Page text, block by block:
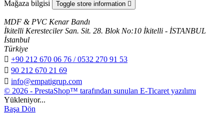
Mağaza bilgisi Toggle store information 
MDF & PVC Kenar Bandı
İkitelli Keresteciler San. Sit. 28. Blok No:10 İkitelli - İSTANBUL
İstanbul
Türkiye
 +90 212 670 06 76 / 0532 270 91 53
 90 212 670 21 69
 info@empatigrup.com
© 2026 - PrestaShop™ tarafından sunulan E-Ticaret yazılımı
Yükleniyor...
Başa Dön